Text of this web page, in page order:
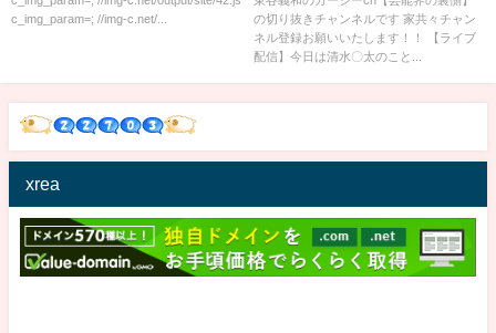
c_img_param=; //img-c.net/...
脱がせて..『ガーシー過去最大の
ブチギレ!!』【切り抜き】
の切り抜きチャンネルです 家共々チャン
ネル登録お願いいたします！！ 【ライブ
配信】今日は清水〇太のこと...
xrea